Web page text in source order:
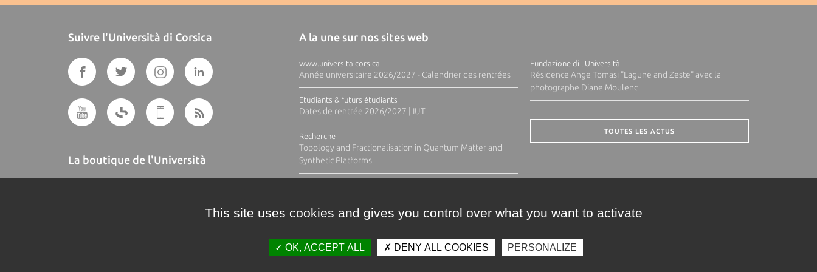
Suivre l'Università di Corsica
La boutique de l'Università
A la une sur nos sites web
www.universita.corsica
Année universitaire 2026/2027 - Calendrier des rentrées
Etudiants & futurs étudiants
Dates de rentrée 2026/2027 | IUT
Recherche
Topology and Fractionalisation in Quantum Matter and
Synthetic Platforms
Fundazione di l'Università
Résidence Ange Tomasi "Lagune and Zeste" avec la
photographe Diane Moulenc
TOUTES LES ACTUS
This site uses cookies and gives you control over what you want to activate
OK, ACCEPT ALL DENY ALL COOKIES PERSONALIZE